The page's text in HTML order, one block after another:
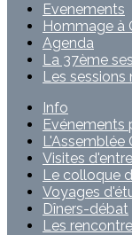
Evenements
Hommage à
Agenda
La 37ème
Les sessions
Info
Evénements
L'Assemblée
Visites
Le colloque
Voyages
Dîners-débat
Les